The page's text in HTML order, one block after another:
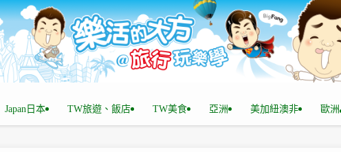
Japan日本 TW旅遊、飯店 TW美食 亞洲 美加紐澳非 歐洲